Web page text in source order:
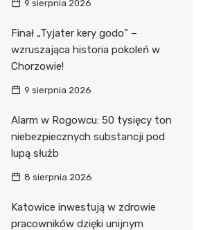
9 sierpnia 2026
Finał „Tyjater kery godo” –
wzruszająca historia pokoleń w
Chorzowie!
9 sierpnia 2026
Alarm w Rogowcu: 50 tysięcy ton
niebezpiecznych substancji pod
lupą służb
8 sierpnia 2026
Katowice inwestują w zdrowie
pracowników dzięki unijnym